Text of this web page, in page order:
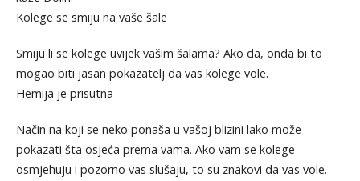
Kolege se smiju na vaše šale
Smiju li se kolege uvijek vašim šalama? Ako da, onda bi to
mogao biti jasan pokazatelj da vas kolege vole.
Hemija je prisutna
Način na koji se neko ponaša u vašoj blizini lako može
pokazati šta osjeća prema vama. Ako vam se kolege
osmjehuju i pozorno vas slušaju, to su znakovi da vas vole.